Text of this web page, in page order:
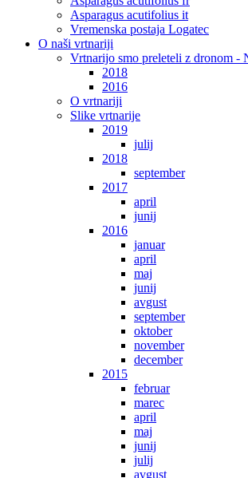
Asparagus acutifolius it
Vremenska postaja Logatec
O naši vrtnariji
Vrtnarijo smo preleteli z dronom -
2018
2016
O vrtnariji
Slike vrtnarije
2019
julij
2018
september
2017
april
junij
2016
januar
april
maj
junij
avgust
september
oktober
november
december
2015
februar
marec
april
maj
junij
julij
avgust